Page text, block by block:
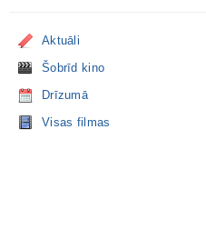
Aktuāli
Šobrīd kino
Drīzumā
Visas filmas